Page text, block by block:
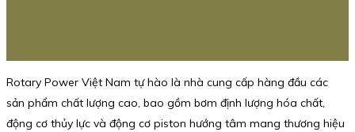
Rotary Power Việt Nam tự hào là nhà cung cấp hàng đầu các
sản phẩm chất lượng cao, bao gồm bơm định lượng hóa chất,
động cơ thủy lực và động cơ piston hướng tâm mang thương hiệu